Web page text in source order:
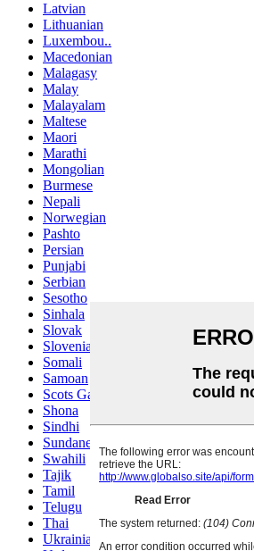
Latvian
Lithuanian
Luxembou..
Macedonian
Malagasy
Malay
Malayalam
Maltese
Maori
Marathi
Mongolian
Burmese
Nepali
Norwegian
Pashto
Persian
Punjabi
Serbian
Sesotho
Sinhala
Slovak
Slovenian
Somali
Samoan
Scots Gaelic
Shona
Sindhi
Sundanese
Swahili
Tajik
Tamil
Telugu
Thai
Ukrainian